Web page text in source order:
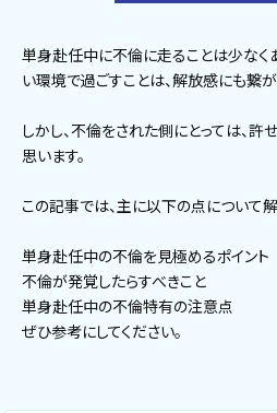
単身赴任中に不倫に走ることは少なく
い環境で過ごすことは、解放感にも繋が
しかし、不倫をされた側にとっては、許
思います。
この記事では、主に以下の点について解
単身赴任中の不倫を見極めるポイント
不倫が発覚したらすべきこと
単身赴任中の不倫特有の注意点
ぜひ参考にしてください。